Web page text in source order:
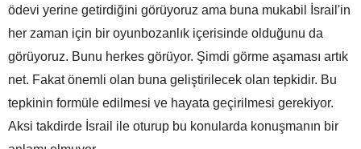
ödevi yerine getirdiğini görüyoruz ama buna mukabil İsrail'in
her zaman için bir oyunbozanlık içerisinde olduğunu da
görüyoruz. Bunu herkes görüyor. Şimdi görme aşaması artık
net. Fakat önemli olan buna geliştirilecek olan tepkidir. Bu
tepkinin formüle edilmesi ve hayata geçirilmesi gerekiyor.
Aksi takdirde İsrail ile oturup bu konularda konuşmanın bir